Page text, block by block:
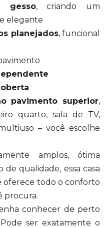
gesso, criando um
elegante
planejados, funcional
pavimento superior,
quarto, sala de TV,
– você escolhe
amplos, ótima
qualidade, essa casa
oferece todo o conforto
procura.
conhecer de perto
ser exatamente o